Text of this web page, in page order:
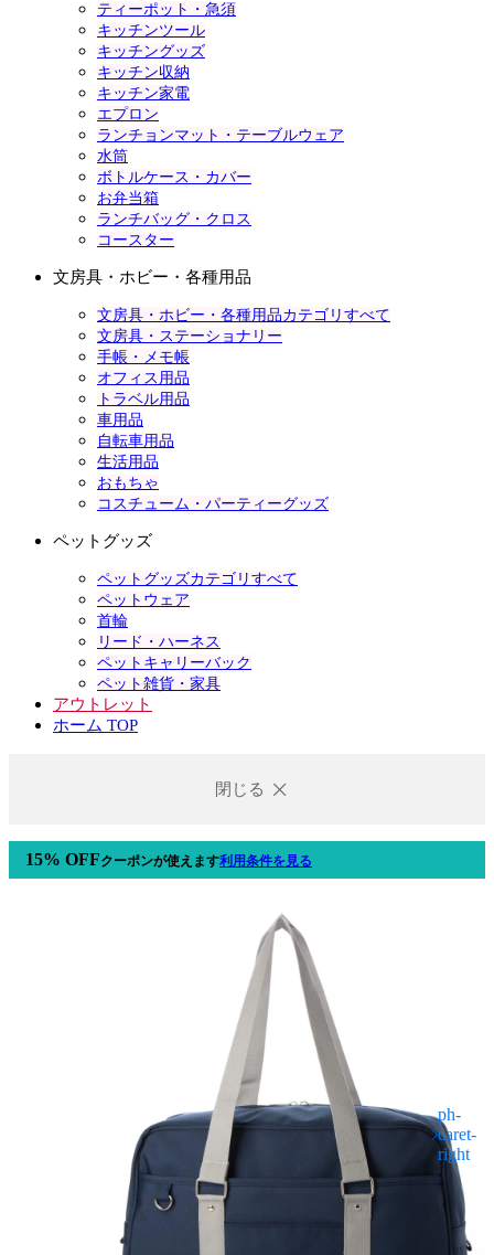
ティーポット・急須
キッチンツール
キッチングッズ
キッチン収納
キッチン家電
エプロン
ランチョンマット・テーブルウェア
水筒
ボトルケース・カバー
お弁当箱
ランチバッグ・クロス
コースター
文房具・ホビー・各種用品
文房具・ホビー・各種用品カテゴリすべて
文房具・ステーショナリー
手帳・メモ帳
オフィス用品
トラベル用品
車用品
自転車用品
生活用品
おもちゃ
コスチューム・パーティーグッズ
ペットグッズ
ペットグッズカテゴリすべて
ペットウェア
首輪
リード・ハーネス
ペットキャリーバック
ペット雑貨・家具
アウトレット
ホーム TOP
閉じる
15% OFFクーポンが使えます利用条件を見る